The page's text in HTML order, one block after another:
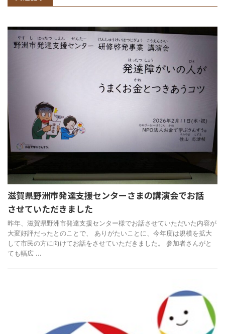
滋賀県野洲市発達支援センターさまの講演会でお話
させていただきました
昨年、滋賀県野洲市発達支援センター様でお話させていただいた内容が
大変好評だったとのことで、 ありがたいことに、今年度は規模を拡大
して市民の方に向けてお話をさせていただきました。 参加者さんがと
ても幅広 ...